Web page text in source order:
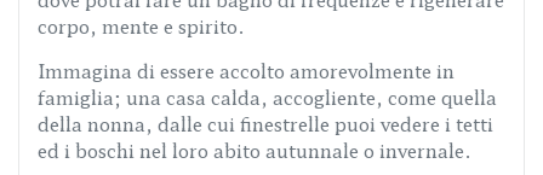
corpo, mente e spirito.
Immagina di essere accolto amorevolmente in
famiglia; una casa calda, accogliente, come quella
della nonna, dalle cui finestrelle puoi vedere i tetti
ed i boschi nel loro abito autunnale o invernale.